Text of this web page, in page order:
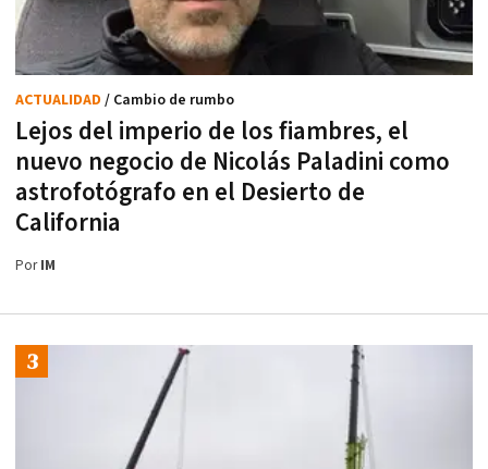
Lejos del imperio de los fiambres, el
nuevo negocio de Nicolás Paladini como
astrofotógrafo en el Desierto de
California
ACTUALIDAD / Cambio de rumbo
PorIM